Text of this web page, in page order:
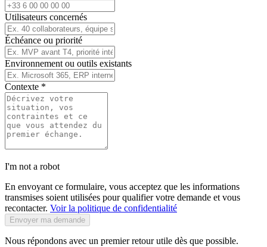
Utilisateurs concernés
Échéance ou priorité
Environnement ou outils existants
Contexte *
I'm not a robot
En envoyant ce formulaire, vous acceptez que les informations
transmises soient utilisées pour qualifier votre demande et vous
recontacter. Voir la politique de confidentialité
Envoyer ma demande
Nous répondons avec un premier retour utile dès que possible.